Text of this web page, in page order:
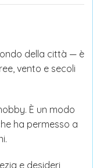
della città — è
vento e secoli
È un modo
ha permesso a
e desideri